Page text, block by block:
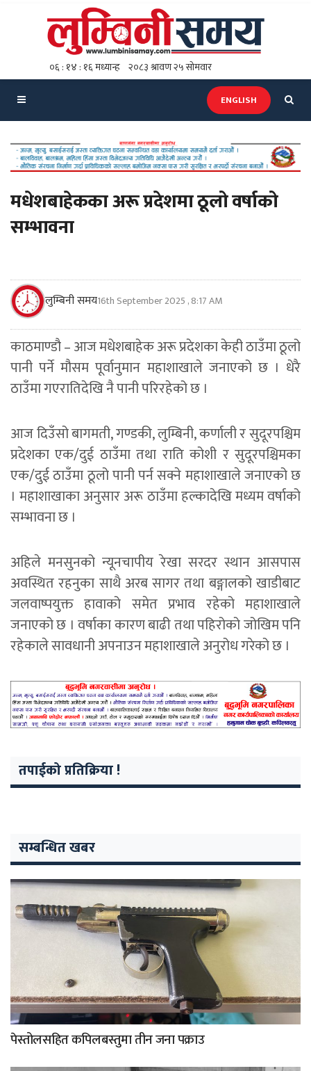
ENGLISH
मधेशबाहेकका अरू प्रदेशमा ठूलो वर्षाको
सम्भावना
लुम्बिनी समय16th September 2025 , 8:17 AM
काठमाण्डौ – आज मधेशबाहेक अरू प्रदेशका केही ठाउँमा ठूलो
पानी पर्ने मौसम पूर्वानुमान महाशाखाले जनाएको छ । धेरै
ठाउँमा गएरातिदेखि नै पानी परिरहेको छ ।
आज दिउँसो बागमती, गण्डकी, लुम्बिनी, कर्णाली र सुदूरपश्चिम
प्रदेशका एक/दुई ठाउँमा तथा राति कोशी र सुदूरपश्चिमका
एक/दुई ठाउँमा ठूलो पानी पर्न सक्ने महाशाखाले जनाएको छ
। महाशाखाका अनुसार अरू ठाउँमा हल्कादेखि मध्यम वर्षाको
सम्भावना छ ।
अहिले मनसुनको न्यूनचापीय रेखा सरदर स्थान आसपास
अवस्थित रहनुका साथै अरब सागर तथा बङ्गालको खाडीबाट
जलवाष्पयुक्त हावाको समेत प्रभाव रहेको महाशाखाले
जनाएको छ । वर्षाका कारण बाढी तथा पहिरोको जोखिम पनि
रहेकाले सावधानी अपनाउन महाशाखाले अनुरोध गरेको छ ।
तपाईको प्रतिक्रिया !
सम्बन्धित खबर
पेस्तोलसहित कपिलबस्तुमा तीन जना पक्राउ